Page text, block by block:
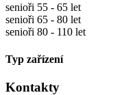
senioři 55 - 65 let
senioři 65 - 80 let
senioři 80 - 110 let
Typ zařízení
Kontakty